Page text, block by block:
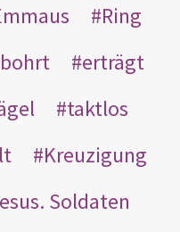
Ring
erträgt
taktlos
Kreuzigung
Soldaten